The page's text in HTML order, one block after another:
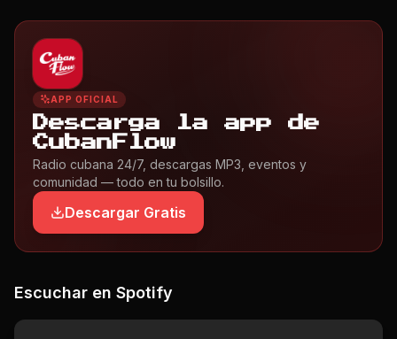
APP OFICIAL
Descarga la app de
CubanFlow
Radio cubana 24/7, descargas MP3, eventos y
comunidad — todo en tu bolsillo.
Descargar Gratis
Escuchar en Spotify